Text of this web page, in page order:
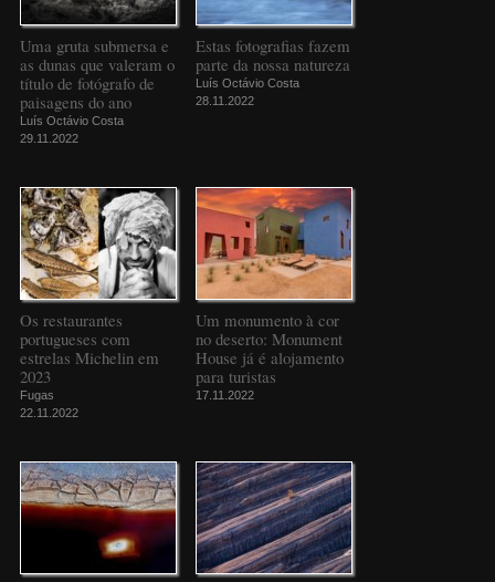
Uma gruta submersa e
as dunas que valeram o
título de fotógrafo de
paisagens do ano
Luís Octávio Costa
29.11.2022
Estas fotografias fazem
parte da nossa natureza
Luís Octávio Costa
28.11.2022
Os restaurantes
portugueses com
estrelas Michelin em
2023
Fugas
22.11.2022
Um monumento à cor
no deserto: Monument
House já é alojamento
para turistas
17.11.2022